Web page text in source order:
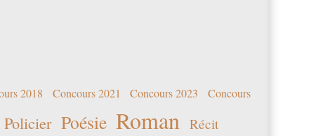
2018 Concours 2021 Concours 2023 Concours
Policier Poésie Roman Récit